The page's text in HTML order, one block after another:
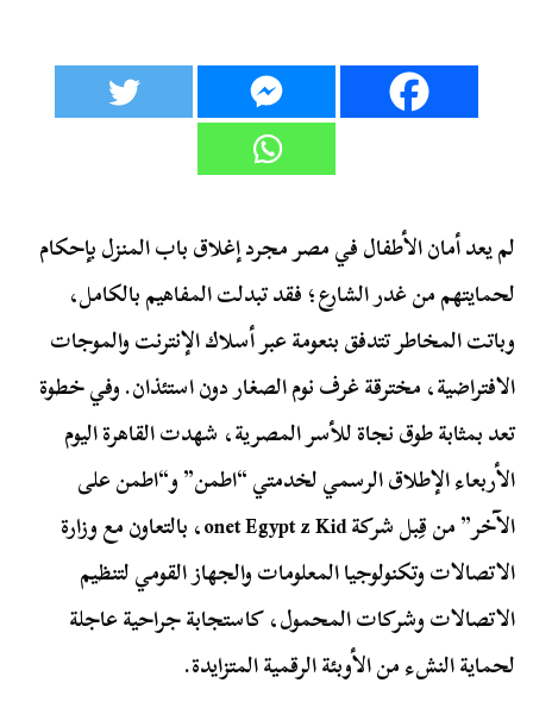
لم يعد أمان الأطفال في مصر مجرد إغلاق باب المنزل بإحكام
لحمايتهم من غدر الشارع؛ فقد تبدلت المفاهيم بالكامل،
وباتت المخاطر تتدفق بنعومة عبر أسلاك الإنترنت والموجات
الافتراضية، مخترقة غرف نوم الصغار دون استئذان. وفي خطوة
تعد بمثابة طوق نجاة للأسر المصرية، شهدت القاهرة اليوم
الأربعاء الإطلاق الرسمي لخدمتي “اطمن” و“اطمن على
الآخر” من قِبل شركة onet Egypt z Kid، بالتعاون مع وزارة
الاتصالات وتكنولوجيا المعلومات والجهاز القومي لتنظيم
الاتصالات وشركات المحمول، كاستجابة جراحية عاجلة
لحماية النشء من الأوبئة الرقمية المتزايدة.